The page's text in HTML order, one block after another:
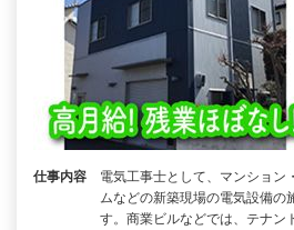
仕事内容
電気工事士として、マンション
ムなどの新築現場の電気設備の
す。商業ビルなどでは、テナン